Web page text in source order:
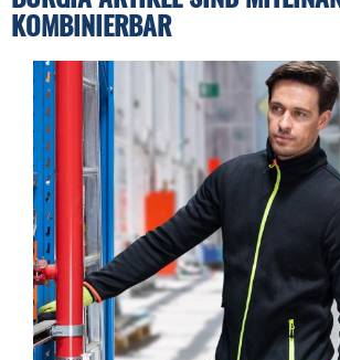
KOMBINIERBAR